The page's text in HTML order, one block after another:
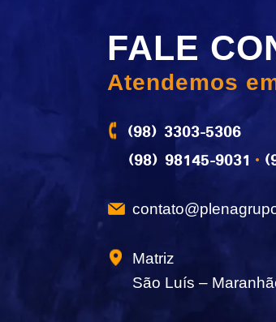
FALE
Atendemos
(98) 3303-5306
(98) 98145-9031
Matriz
São Luís –